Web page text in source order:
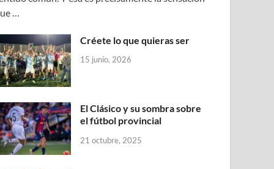
…
Créete lo que quieras ser
15 junio, 2026
El Clásico y su sombra sobre
el fútbol provincial
21 octubre, 2025